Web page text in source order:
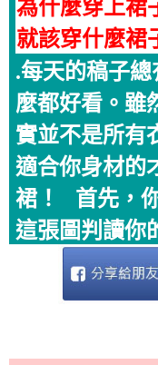
為什麼穿上裙
就該穿什麼裙
.每天的稿子
麼都好看。雖
實並不是所有
適合你身材的
裙！ 首先，
這張圖判讀你